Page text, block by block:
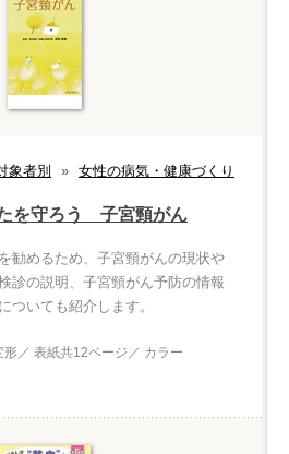
象者別 » 女性の病気・健康づくり
を守ろう 子宮頸がん
勧めるため、子宮頸がんの現状や
診の説明、子宮頸がん予防の情報
ついても紹介します。
形／ 表紙共12ページ／ カラー